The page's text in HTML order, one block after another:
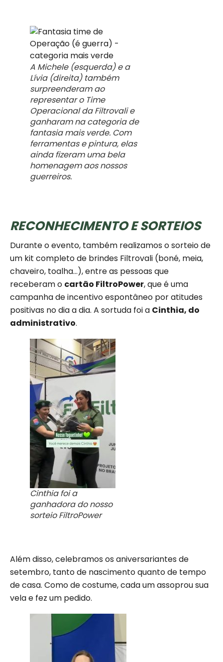
A Michele (esquerda) e a
Lívia (direita) também
surpreenderam ao
representar o Time
Operacional da Filtrovali e
ganharam na categoria de
fantasia mais verde. Com
ferramentas e pintura, elas
ainda fizeram uma bela
homenagem aos nossos
guerreiros.
RECONHECIMENTO E SORTEIOS
Durante o evento, também realizamos o sorteio de
um kit completo de brindes Filtrovali (boné, meia,
chaveiro, toalha…), entre as pessoas que
receberam o cartão FiltroPower, que é uma
campanha de incentivo espontâneo por atitudes
positivas no dia a dia. A sortuda foi a Cinthia, do
administrativo.
Cinthia foi a
ganhadora do nosso
sorteio FiltroPower
Além disso, celebramos os aniversariantes de
setembro, tanto de nascimento quanto de tempo
de casa. Como de costume, cada um assoprou sua
vela e fez um pedido.